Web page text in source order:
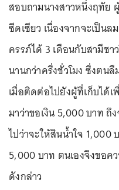
สอบถามนางสาวหนึ่งฤทัย
ซีดเซียว เนื่องจากจะเป็น
ครรภ์ได้ 3 เดือนกับสามีช
นานกว่าครึ่งชั่วโมง ซึ่งตน
เมื่อติดต่อไปยังผู้ที่เก็บได้
มาว่าขอเงิน 5,000 บาท
ไปว่าจะให้สินน้ำใจ
5,000 บาท ตนเองจึงขอค
ดังกล่าว